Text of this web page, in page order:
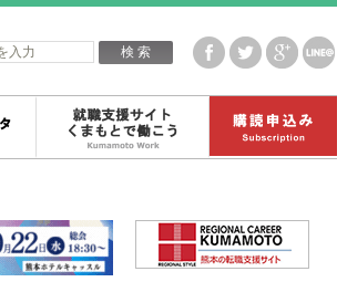
企業白書データ